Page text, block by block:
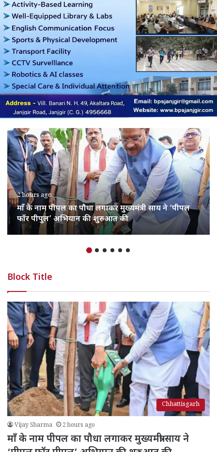
2 hours ago
माँ के नाम पीपल का पौधा लगाकर मुख्यमंत्री साय ने ‘पीपल
फॉर पीपुल’ अभियान की शुरुआत की
Block Title
Chhattisgarh
Vijay Sharma 2 hours ago
माँ के नाम पीपल का पौधा लगाकर मुख्यमंत्री साय ने